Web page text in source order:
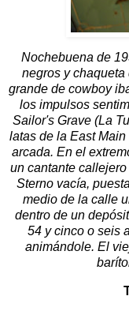
Nochebuena de
negros y
grande de cowboy
los impulsos
Sailor's Grave (La
latas de la East
arcada. En el
un cantante
Sterno vacía,
medio de la calle
dentro de un
54 y cinco o seis
animándole. El